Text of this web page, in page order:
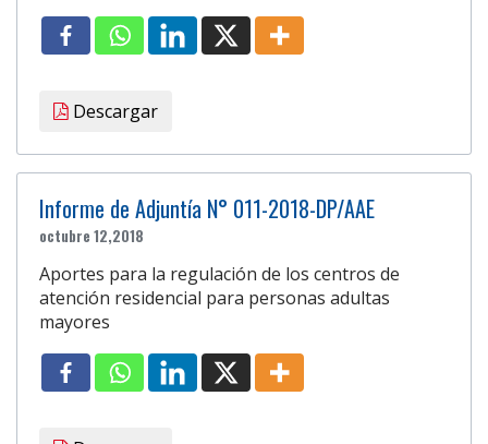
Descargar
Informe de Adjuntía N° 011-2018-DP/AAE
octubre 12,2018
Aportes para la regulación de los centros de
atención residencial para personas adultas
mayores